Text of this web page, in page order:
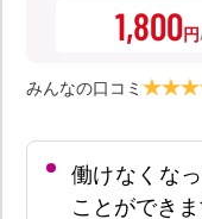
1,800円
みんなの口コミ
働けなくな
ことができま